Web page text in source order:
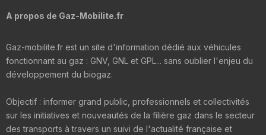
A propos de Gaz-Mobilite.fr
Gaz-mobilite.fr est un site d'information dédié aux véhicules
fonctionnant au gaz : GNV, GNL et GPL... sans oublier l'enjeu du
développement du biogaz.
Objectif : informer grand public, professionnels et collectivités
sur les initiatives et nouveautés de la filière gaz dans le secteur
des transports à travers un suivi de l'actualité française et